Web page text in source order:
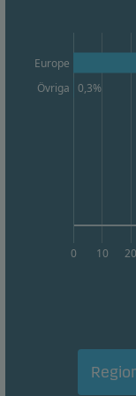
0 10 20
Europe
Övriga 0,3%
beteende så
innehåll.